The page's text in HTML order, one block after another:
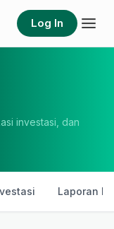
Log In
investasi, dan
Laporan